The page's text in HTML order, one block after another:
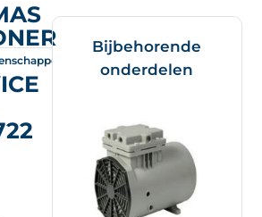
Documenten
Bijbehorende
onderdelen